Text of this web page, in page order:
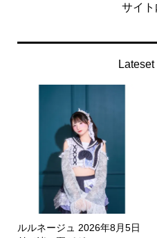
サイ
ルルネージュ 2026年8月5日